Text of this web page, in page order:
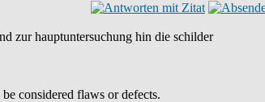
zur hauptuntersuchung hin die schilder
considered flaws or defects.